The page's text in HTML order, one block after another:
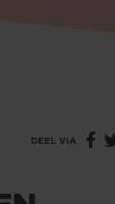
DEEL VIA